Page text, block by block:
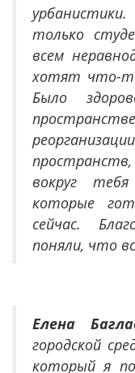
только
всем
хотят что-
Было
вокруг
которые
сейчас.
поняли, что
Елена
городской
который я